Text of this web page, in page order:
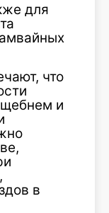
для
что
и
в